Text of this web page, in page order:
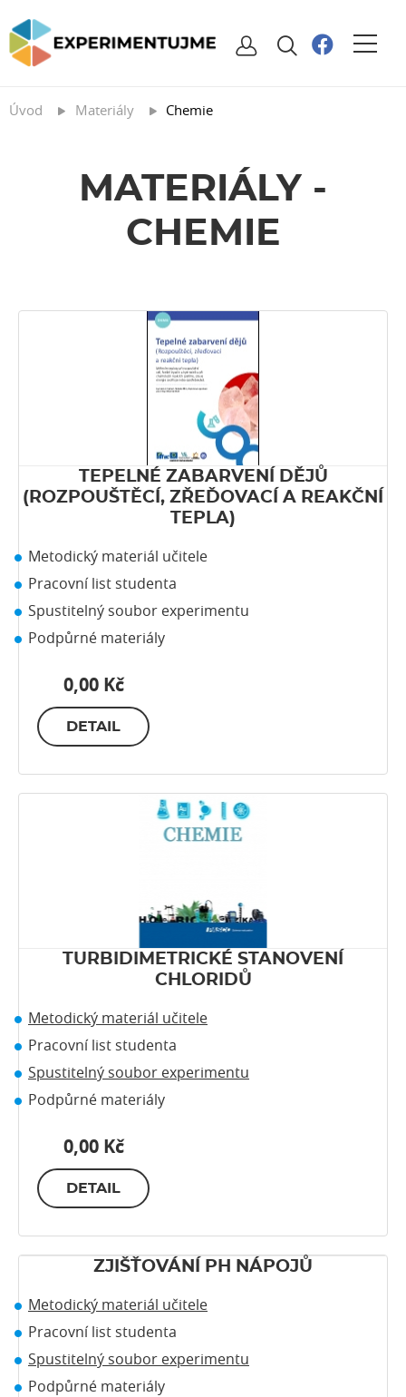
Úvod Materiály Chemie
MATERIÁLY -
CHEMIE
TEPELNÉ ZABARVENÍ DĚJŮ
(ROZPOUŠTĚCÍ, ZŘEĎOVACÍ A REAKČNÍ
TEPLA)
Metodický materiál učitele
Pracovní list studenta
Spustitelný soubor experimentu
Podpůrné materiály
0,00 Kč
DETAIL
TURBIDIMETRICKÉ STANOVENÍ
CHLORIDŮ
Metodický materiál učitele
Pracovní list studenta
Spustitelný soubor experimentu
Podpůrné materiály
0,00 Kč
DETAIL
ZJIŠŤOVÁNÍ PH NÁPOJŮ
Metodický materiál učitele
Pracovní list studenta
Spustitelný soubor experimentu
Podpůrné materiály